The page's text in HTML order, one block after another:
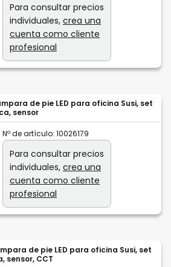
Para consultar precios
individuales, crea una
cuenta como cliente
profesional
de pie LED para oficina Susi, set
sensor
Nº de artículo: 10026179
Para consultar precios
individuales, crea una
cuenta como cliente
profesional
de pie LED para oficina Susi, set
sensor, CCT